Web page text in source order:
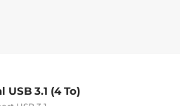
USB 3.1 (4 To)